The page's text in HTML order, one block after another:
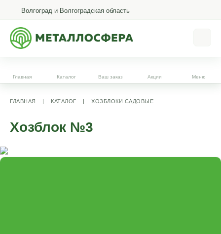
Волгоград и Волгоградская область
Главная Каталог Ваш заказ Акции Меню
ГЛАВНАЯ | КАТАЛОГ | ХОЗБЛОКИ САДОВЫЕ
Хозблок №3